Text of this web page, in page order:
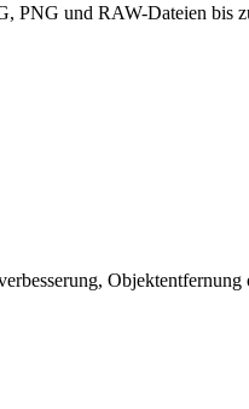
PNG und RAW-Dateien bis
Objektentfernung